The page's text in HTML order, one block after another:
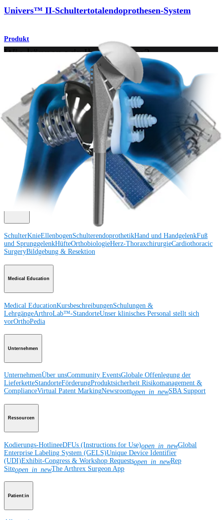
Univers™ II-Schultertotalendoprothesen-System
Produkt
Wie können wir Ihnen helfen?
Medizinproduktberater:in kontaktieren
Veranstaltungen, Lab-Vorführungen und Schulungsmöglichkeiten
Unseren Newsletter abonnieren
Besuchen Sie uns
Operationsverfahren
Schulter Knie EllenbogenSchulterendoprothetikHand und Handgelenk
und Sprunggelenk
Trauma OrthobiologieCardiothoracic
SurgeryWirbelsäule
SchulterKnieEllenbogenSchulterendoprothetikHand und HandgelenkFuß
und SprunggelenkHüfteOrthobiologieHerz-ThoraxchirurgieCardiothoracic
SurgeryBildgebung & Resektion
Medical Education
Medical EducationKursbeschreibungenSchulungen &
LehrgängeArthroLab™-StandorteUnser klinisches Personal stellt sich
vorOrthoPedia
Unternehmen
UnternehmenÜber unsCommunity EventsGlobale Offenlegung der
LieferketteStandorteFörderungProduktsicherheit Risikomanagement &
ComplianceVirtual Patent MarkingNewsroomopen_in_newSBA Support
Ressourcen
Kodierungs-HotlineeDFUs (Instructions for Use)open_in_newGlobal
Enterprise Labeling System (GELS)Unique Device Identifier
(UDI)Exhibit-Congress & Workshop Requestsopen_in_newRep
Siteopen_in_newThe Arthrex Surgeon App
Patient:in